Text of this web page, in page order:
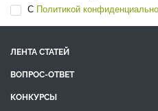
С Политикой
ЛЕНТА СТАТЕЙ
ВОПРОС-ОТВЕТ
КОНКУРСЫ